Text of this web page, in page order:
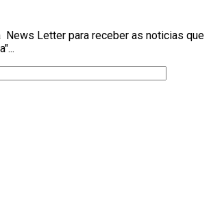
News Letter para receber as noticias que